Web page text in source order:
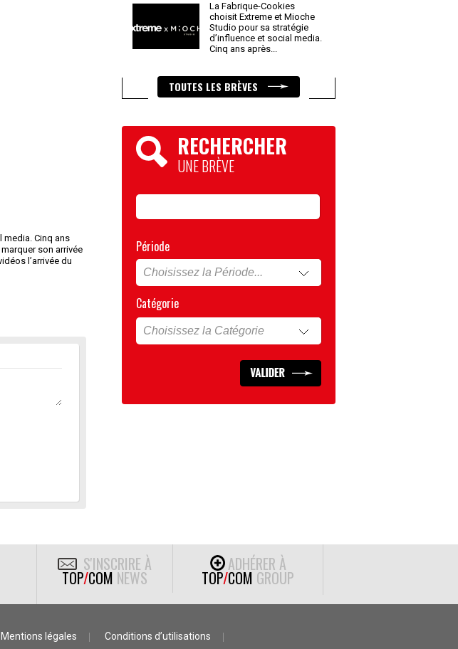
media. Cinq ans
son arrivée
l’arrivée du
La Fabrique-Cookies
choisit Extreme et Mioche
Studio pour sa stratégie
d’influence et social media.
Cinq ans après...
TOUTES LES BRÈVES
RECHERCHER
UNE BRÈVE
Période
Catégorie
S'INSCRIRE À
TOP/COM NEWS
ADHÉRER À
TOP/COM GROUP
Mentions légales Conditions d’utilisations